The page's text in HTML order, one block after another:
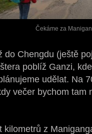
Čekáme za
do Chengdu (ještě
poblíž Ganzi,
udělat. Na
večer bychom tam
kilometrů z